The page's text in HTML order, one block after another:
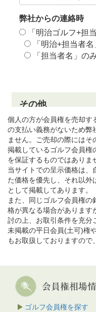
個人の方が会員権を売却す
の支払い義務がないため弊
ません。ご売却の際にはそ
掲載しているゴルフ会員権
を保証するものではありま
当サイトでの呈示価格は、
た価格を優先し、それ以外
として掲載してあります。
また、同じゴルフ会員権
格が異なる場合があります
討の上、お取引条件を充分
未掲載の平日会員(土可)権
もお取扱しておりますので
ゴルフ会員権を探す